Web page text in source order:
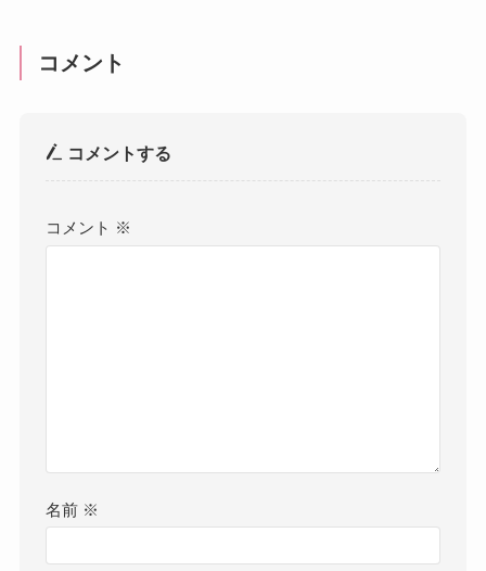
コメント
コメントする
コメント ※
名前 ※